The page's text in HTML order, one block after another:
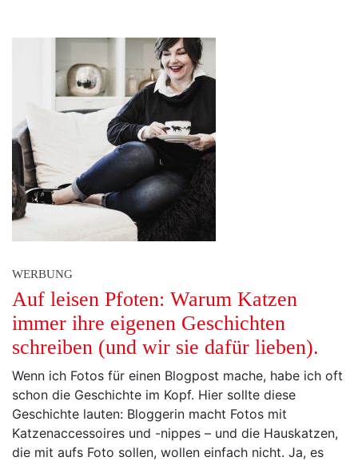
WERBUNG
Auf leisen Pfoten: Warum Katzen
immer ihre eigenen Geschichten
schreiben (und wir sie dafür lieben).
Wenn ich Fotos für einen Blogpost mache, habe ich oft
schon die Geschichte im Kopf. Hier sollte diese
Geschichte lauten: Bloggerin macht Fotos mit
Katzenaccessoires und -nippes – und die Hauskatzen,
die mit aufs Foto sollen, wollen einfach nicht. Ja, es